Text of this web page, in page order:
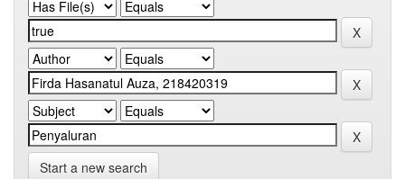
Start a new search